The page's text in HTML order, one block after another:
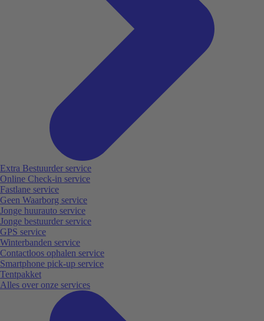
Extra Bestuurder service
Online Check-in service
Fastlane service
Geen Waarborg service
Jonge huurauto service
Jonge bestuurder service
GPS service
Winterbanden service
Contactloos ophalen service
Smartphone pick-up service
Tentpakket
Alles over onze services